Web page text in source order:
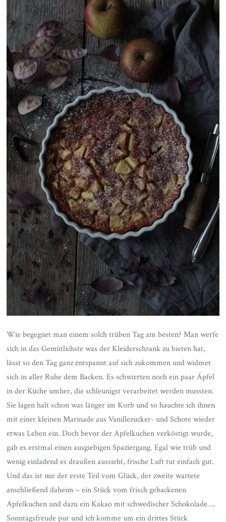
Wie begegnet man einem solch trüben Tag am besten? Man werfe
sich in das Gemütlichste was der Kleiderschrank zu bieten hat,
lässt so den Tag ganz entspannt auf sich zukommen und widmet
sich in aller Ruhe dem Backen. Es schwirrten noch ein paar Äpfel
in der Küche umher, die schleunigst verarbeitet werden mussten.
Sie lagen halt schon was länger im Korb und so hauchte ich ihnen
mit einer kleinen Marinade aus Vanillezucker- und Schote wieder
etwas Leben ein. Doch bevor der Apfelkuchen verköstigt wurde,
gab es erstmal einen ausgiebigen Spaziergang. Egal wie trüb und
wenig einladend es draußen aussieht, frische Luft tut einfach gut.
Und das ist nur der erste Teil vom Glück, der zweite wartete
anschließend daheim – ein Stück vom frisch gebackenen
Apfelkuchen und dazu ein Kakao mit schwedischer Schokolade….
Sonntagsfreude pur und ich komme um ein drittes Stück